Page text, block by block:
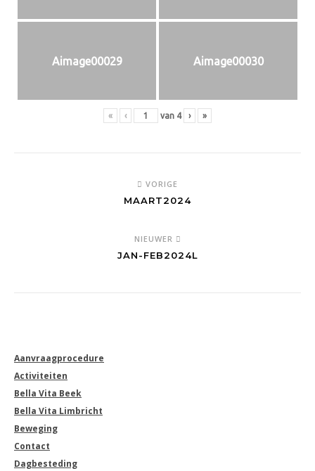
Aimage00029 Aimage00030
« ‹ van 4 › »
VORIGE
MAART2024
NIEUWER
JAN-FEB2024L
Aanvraagprocedure
Activiteiten
Bella Vita Beek
Bella Vita Limbricht
Beweging
Contact
Dagbesteding